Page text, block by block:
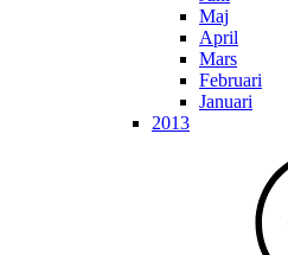
Maj
April
Mars
Februari
Januari
2013